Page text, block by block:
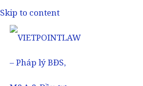
Skip to content